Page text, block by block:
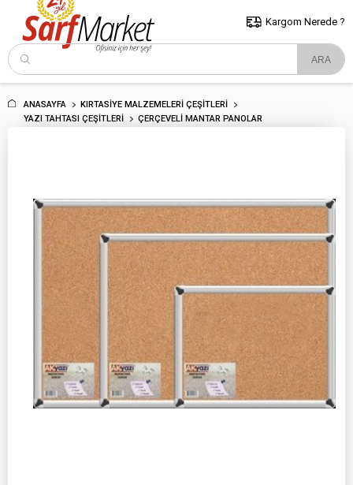
5000 TL ve Üzeri Alışverişlerde İstanbul İçi Kargo Bedava!
ve Trakya İçin Tıklayın..
Kargom Nerede ?
ANASAYFA
KIRTASIYE MALZEMELERI ÇEŞITLERI
YAZI TAHTASI ÇEŞITLERI
ÇERÇEVELI MANTAR PANOLAR